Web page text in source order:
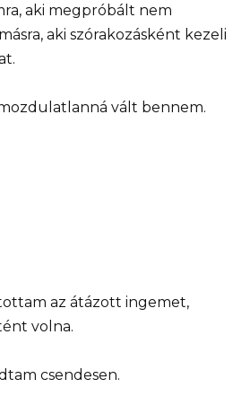
aki megpróbált nem
aki szórakozásként kezeli
vált bennem.
az átázott ingemet,
volna.
csendesen.